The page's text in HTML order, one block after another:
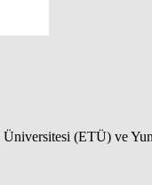
(ETÜ) ve